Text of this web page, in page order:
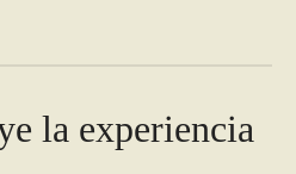
la experiencia